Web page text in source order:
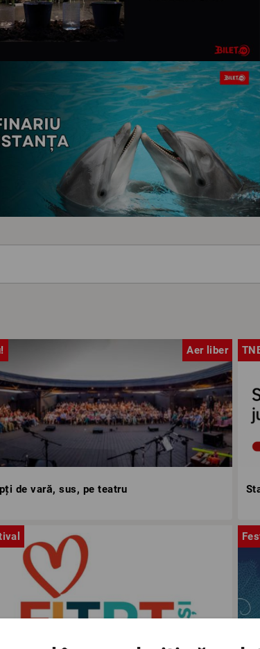
Aer liber
de vară, sus, pe teatru